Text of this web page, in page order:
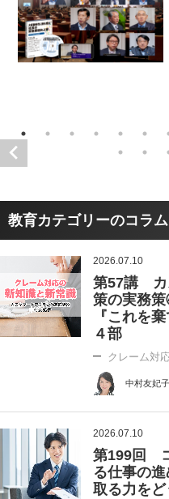
教育カテゴリーのコラム
2026.07.10
第57講 カ
策の実務策
『これを
４部
クレーム対
中村友妃
2026.07.10
第199回
る仕事の
取る力をど